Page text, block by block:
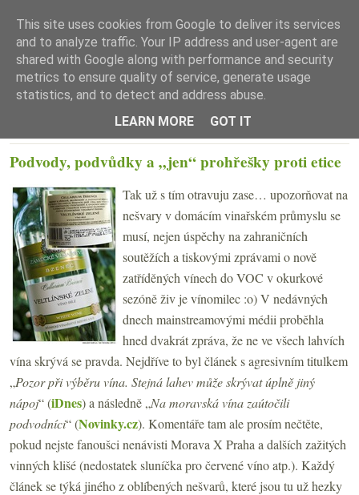
☰ Menu
Podvody, podvůdky a „jen“ prohřešky proti etice
Tak už s tím otravuju zase… upozorňovat na
nešvary v domácím vinařském průmyslu se
musí, nejen úspěchy na zahraničních
soutěžích a tiskovými zprávami o nově
zatříděných vínech do VOC v okurkové
sezóně živ je vínomilec :o) V nedávných
dnech mainstreamovými médii proběhla
hned dvakrát zpráva, že ne ve všech lahvích
vína skrývá se pravda. Nejdříve to byl článek s agresivním titulkem
„Pozor při výběru vína. Stejná lahev může skrývat úplně jiný
nápoj“ (iDnes) a následně „Na moravská vína zaútočili
podvodníci“ (Novinky.cz). Komentáře tam ale prosím nečtěte,
pokud nejste fanoušci nenávisti Morava X Praha a dalších zažitých
vinných klišé (nedostatek sluníčka pro červené víno atp.). Každý
článek se týká jiného z oblíbených nešvarů, které jsou tu už hezky
This site uses cookies from Google to deliver its services
and to analyze traffic. Your IP address and user-agent are
shared with Google along with performance and security
metrics to ensure quality of service, generate usage
statistics, and to detect and address abuse.
LEARN MORE
GOT IT